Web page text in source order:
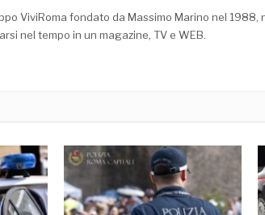
ViviRoma fondato da Massimo Marino nel
nel tempo in un magazine, TV e WEB.